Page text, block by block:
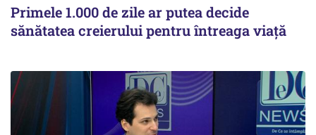
Primele 1.000 de zile ar putea decide
sănătatea creierului pentru întreaga viață